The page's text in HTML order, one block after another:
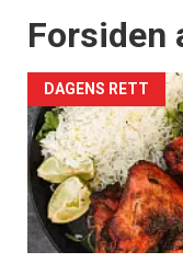
Forsiden
DAGENS RETT